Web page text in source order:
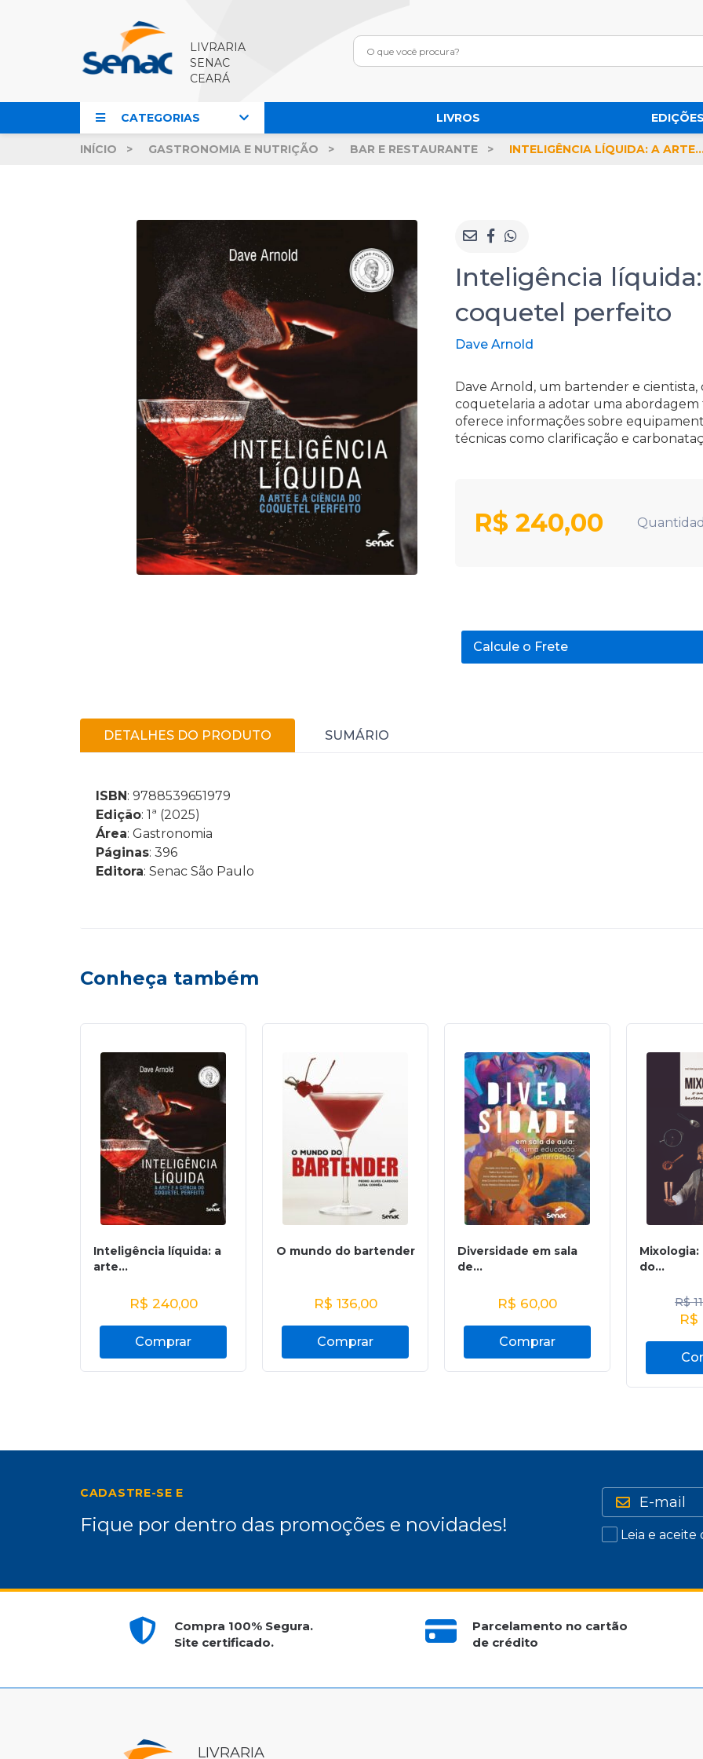
LIVRARIA
SENAC
CEARÁ
CATEGORIAS LIVROS
INÍCIO GASTRONOMIA E NUTRIÇÃO BAR E RESTAURANTE INTELIGÊNCIA LÍQUIDA: A ARTE E A
Inteligência
coquetel perfeito
Dave Arnold
Dave Arnold, um bartender e cientista,
coquetelaria a adotar uma
oferece informações sobre
técnicas como clarificação e
R$ 240,00
Calcule o Frete
DETALHES DO PRODUTO SUMÁRIO
ISBN: 9788539651979
Edição: 1ª (2025)
Área: Gastronomia
Páginas: 396
Editora: Senac São Paulo
Conheça também
Inteligência líquida: a
arte...
R$ 240,00
Comprar
O mundo do bartender
R$ 136,00
Comprar
Diversidade em sala
de...
R$ 60,00
Comprar
do...
R$
R$
CADASTRE-SE E
Fique por dentro das promoções e novidades! Leia e aceite
Compra 100% Segura.
Site certificado.
Parcelamento no cartão
de crédito
LIVRARIA